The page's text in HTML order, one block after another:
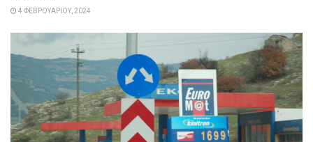
4 ΦΕΒΡΟΥΑΡΊΟΥ, 2024